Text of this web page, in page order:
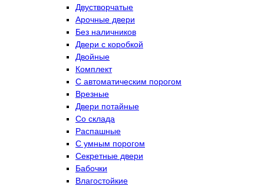
Двустворчатые
Арочные двери
Без наличников
Двери с коробкой
Двойные
Комплект
С автоматическим порогом
Врезные
Двери потайные
Со склада
Распашные
С умным порогом
Секретные двери
Бабочки
Влагостойкие